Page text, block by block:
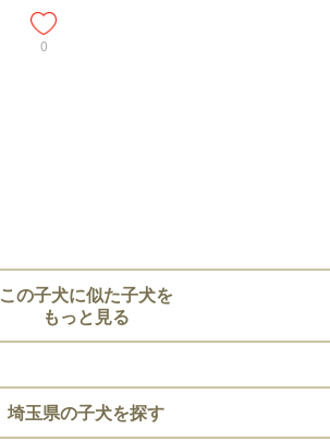
0
この子犬に似た子犬を
もっと見る
埼玉県の子犬を探す